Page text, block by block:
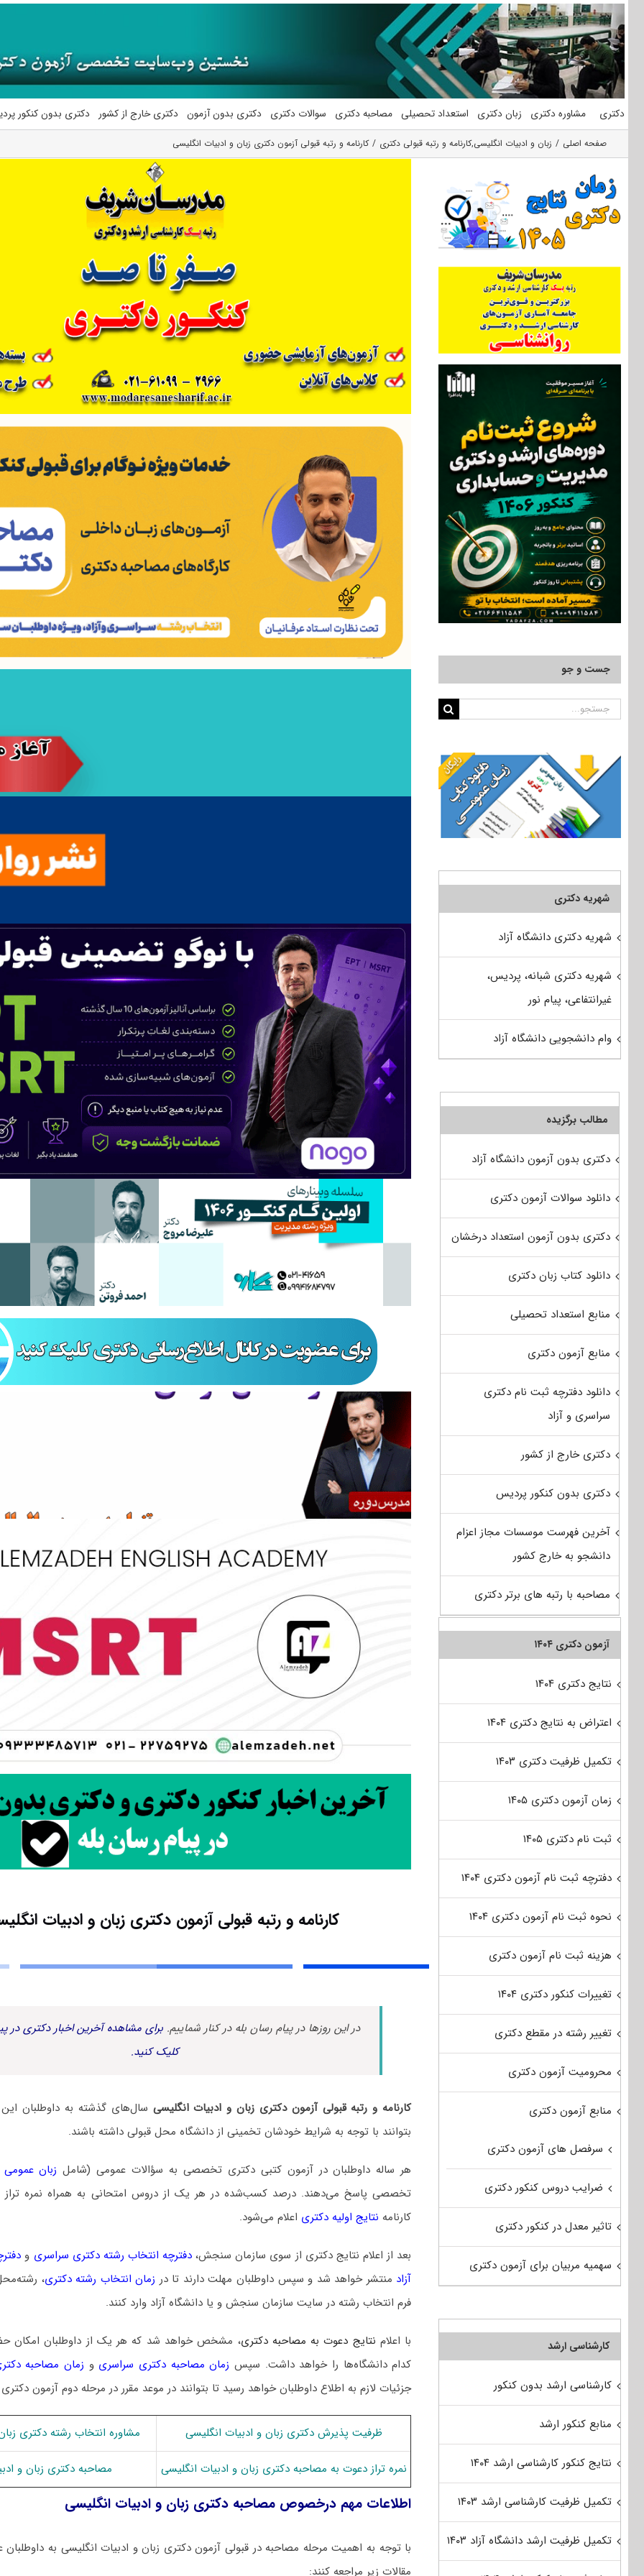
محتوا
دکتری مشاوره دکتری زبان دکتری استعداد تحصیلی مصاحبه دکتری سوالات دکتری دکتری بدون آزمون دکتری خارج از کشور دکتری بدون کنکور
صفحه اصلی زبان و ادبیات انگلیسی,کارنامه و رتبه قبولی دکتری کارنامه و رتبه قبولی آزمون دکتری زﺑﺎن و ادﺑﻴﺎت انگلیسی
کارنامه و رتبه قبولی آزمون دکتری زﺑﺎن و ادﺑﻴﺎت
در این روزها در پیام رسان بله در کنار شماییم. برای مشاهده آخرین اخبار دکتری در
کلیک کنید.
کارنامه و رتبه قبولی آزمون دکتری زﺑﺎن و ادﺑﻴﺎت انگلیسی سال‌های گذشته به داوطلبان
بتوانند با توجه به شرایط خودشان تخمینی از دانشگاه محل قبولی داشته باشند.
هر ساله داوطلبان در آزمون کتبی دکتری تخصصی به سؤالات عمومی (شامل زبان
تخصصی پاسخ می‌دهند. درصد کسب‌شده در هر یک از دروس امتحانی به همراه نمره تراز و
کارنامه نتایج اولیه دکتری اعلام می‌شود.
بعد از اعلام نتایج دکتری از سوی سازمان سنجش، دفترچه انتخاب رشته دکتری سراسری و
آزاد منتشر خواهد شد و سپس داوطلبان مهلت دارند تا در زمان انتخاب رشته دکتری،
فرم انتخاب رشته در سایت سازمان سنجش و یا دانشگاه آزاد وارد کنند.
با اعلام نتایج دعوت به مصاحبه دکتری، مشخص خواهد شد که هر یک از داوطلبان امکان
کدام دانشگاه‌ها را خواهد داشت. سپس زمان مصاحبه دکتری سراسری و زمان مصاحبه
جزئیات لازم به اطلاع داوطلبان خواهد رسید تا بتوانند در موعد مقرر در مرحله دوم آزمون
ظرفیت پذیرش دکتری زﺑﺎن و ادﺑﻴﺎت انگلیسی مشاوره انتخاب رشته دکتری
نمره تراز دعوت به مصاحبه دکتری زﺑﺎن و ادﺑﻴﺎت انگلیسی مصاحبه دکتری زﺑﺎن و
اطلاعات مهم درخصوص مصاحبه دکتری زﺑﺎن و ادﺑﻴﺎت انگلیسی
با توجه به اهمیت مرحله مصاحبه در قبولی آزمون دکتری زﺑﺎن و ادﺑﻴﺎت انگلیسی به داوطلبان
مقالات زیر مراجعه کنند:
جست و جو
جستجو
شهریه دکتری
شهریه دکتری دانشگاه آزاد
شهریه دکتری شبانه، پردیس،
غیرانتفاعی، پیام نور
وام دانشجویی دانشگاه آزاد
مطالب برگزیده
دکتری بدون آزمون دانشگاه آزاد
دانلود سوالات آزمون دکتری
دکتری بدون آزمون استعداد درخشان
دانلود کتاب زبان دکتری
منابع استعداد تحصیلی
منابع آزمون دکتری
دانلود دفترچه ثبت نام دکتری
سراسری و آزاد
دکتری خارج از کشور
دکتری بدون کنکور پردیس
آخرین فهرست موسسات مجاز اعزام
دانشجو به خارج کشور
مصاحبه با رتبه های برتر دکتری
آزمون دکتری ۱۴۰۴
نتایج دکتری ۱۴۰۴
اعتراض به نتایج دکتری ۱۴۰۴
تکمیل ظرفیت دکتری ۱۴۰۳
زمان آزمون دکتری ۱۴۰۵
ثبت نام دکتری ۱۴۰۵
دفترچه ثبت نام آزمون دکتری ۱۴۰۴
نحوه ثبت نام آزمون دکتری ۱۴۰۴
هزینه ثبت نام آزمون دکتری
تغییرات کنکور دکتری ۱۴۰۴
تغییر رشته در مقطع دکتری
محرومیت آزمون دکتری
منابع آزمون دکتری
سرفصل های آزمون دکتری
ضرایب دروس کنکور دکتری
تاثیر معدل در کنکور دکتری
سهمیه مربیان برای آزمون دکتری
کارشناسی ارشد
کارشناسی ارشد بدون کنکور
منابع کنکور ارشد
نتایج کنکور کارشناسی ارشد ۱۴۰۴
تکمیل ظرفیت کارشناسی ارشد ۱۴۰۳
تکمیل ظرفیت ارشد دانشگاه آزاد ۱۴۰۳